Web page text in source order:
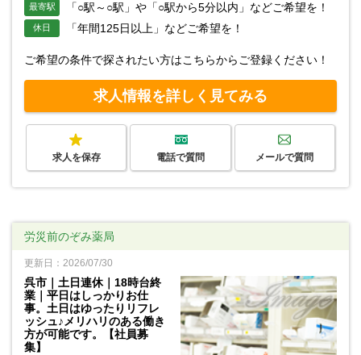
最寄駅 「○駅～○駅」や「○駅から5分以内」などご希望を！
休日 「年間125日以上」などご希望を！
ご希望の条件で探されたい方はこちらからご登録ください！
求人情報を詳しく見てみる
求人を保存 電話で質問 メールで質問
労災前のぞみ薬局
更新日：2026/07/30
呉市｜土日連休｜18時台終
業｜平日はしっかりお仕
事。土日はゆったりリフレ
ッシュ♪メリハリのある働き
方が可能です。【社員募
集】